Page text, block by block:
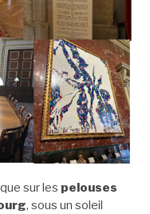
sur les pelouses
, sous un soleil